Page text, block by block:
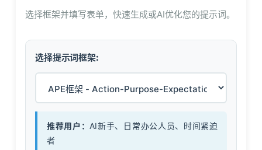
选择框架并填写表单，快速生成或AI优化您的提示词。
选择提示词框架:
推荐用户： AI新手、日常办公人员、时间紧迫
者